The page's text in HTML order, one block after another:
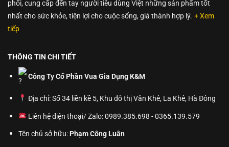
phối, cung cấp đến tay người tiêu dùng Việt những sản phẩm tốt
nhất cho sức khỏe, tiện lợi cho cuộc sống, giá thành hợp lý. + Xem
tiếp
THÔNG TIN CHI TIẾT
Công Ty Cổ Phần Vua Gia Dụng K&M
Địa chỉ: Số 34 liền kề 5, Khu đô thị Văn Khê, La Khê, Hà Đông
Liên hệ điện thoại/ Zalo: 0989.385.698 - 0365.139.579
Tên chủ sở hữu:Phạm Công Luân